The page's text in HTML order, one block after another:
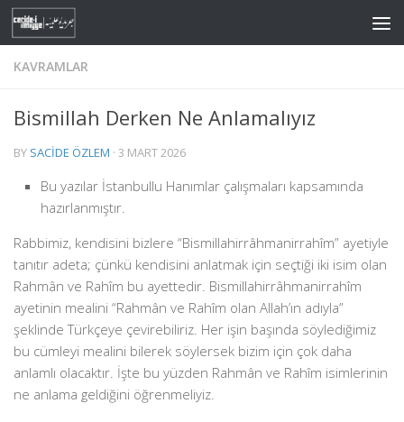
Skip to content
KAVRAMLAR
Bismillah Derken Ne Anlamalıyız
BY SACIDE ÖZLEM · 3 MART 2026
Bu yazılar İstanbullu Hanımlar çalışmaları kapsamında
hazırlanmıştır.
Rabbimiz, kendisini bizlere “Bismillahirrâhmanirrahîm” ayetiyle
tanıtır adeta; çünkü kendisini anlatmak için seçtiği iki isim olan
Rahmân ve Rahîm bu ayettedir. Bismillahirrâhmanirrahîm
ayetinin mealini “Rahmân ve Rahîm olan Allah’ın adıyla”
şeklinde Türkçeye çevirebiliriz. Her işin başında söylediğimiz
bu cümleyi mealini bilerek söylersek bizim için çok daha
anlamlı olacaktır. İşte bu yüzden Rahmân ve Rahîm isimlerinin
ne anlama geldiğini öğrenmeliyiz.